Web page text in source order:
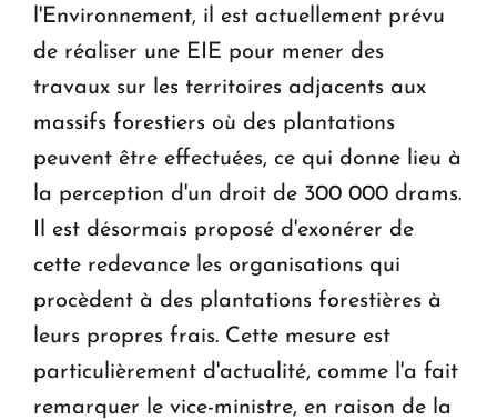
l'Environnement, il est actuellement prévu
de réaliser une EIE pour mener des
travaux sur les territoires adjacents aux
massifs forestiers où des plantations
peuvent être effectuées, ce qui donne lieu à
la perception d'un droit de 300 000 drams.
Il est désormais proposé d'exonérer de
cette redevance les organisations qui
procèdent à des plantations forestières à
leurs propres frais. Cette mesure est
particulièrement d'actualité, comme l'a fait
remarquer le vice-ministre, en raison de la